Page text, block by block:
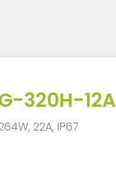
320H-12A
22A, IP67